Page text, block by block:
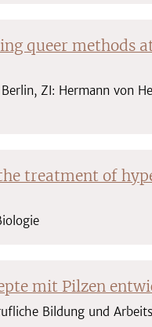
queer methods
ZI: Hermann von
treatment of
mit Pilzen
Bildung und